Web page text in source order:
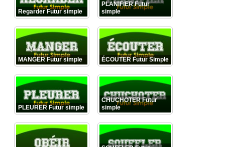
Regarder Futur simple
PLANIFIER Futur
simple
MANGER Futur simple ÉCOUTER Futur Simple
PLEURER Futur simple
CHUCHOTER Futur
simple